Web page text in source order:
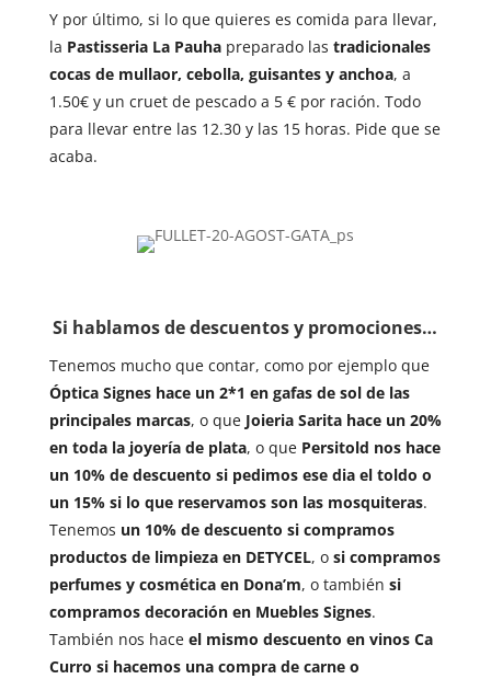
Y por último, si lo que quieres es comida para llevar,
la Pastisseria La Pauhapreparado las tradicionales
cocas de mullaor, cebolla, guisantes y anchoa, a
1.50€ y un cruet de pescado a 5 € por ración. Todo
para llevar entre las 12.30 y las 15 horas. Pide que se
acaba.
Si hablamos de descuentos y promociones…
Tenemos mucho que contar, como por ejemplo que
Óptica Signes hace un 2*1 en gafas de sol de las
principales marcas, o que Joieria Sarita hace un 20%
en toda la joyería de plata, o que Persitold nos hace
un 10% de descuento si pedimos ese dia el toldo o
un 15% si lo que reservamos son las mosquiteras.
Tenemos un 10% de descuento si compramos
productos de limpieza en DETYCEL, o si compramos
perfumes y cosmética en Dona’m, o también si
compramos decoración en Muebles Signes.
También nos hace el mismo descuento en vinos Ca
Curro si hacemos una compra de carne o